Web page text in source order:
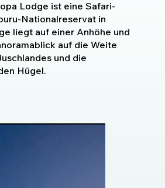
Lodge ist eine Safari-
Nationalreservat in
liegt auf einer Anhöhe und
auf die Weite
und die
Hügel.